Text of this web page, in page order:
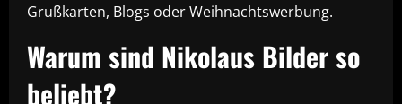
Grußkarten, Blogs oder Weihnachtswerbung.
Warum sind Nikolaus Bilder so
beliebt?